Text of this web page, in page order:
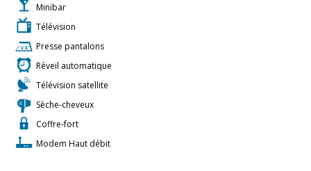
Minibar
Télévision
Presse pantalons
Réveil automatique
Télévision satellite
Sèche-cheveux
Coffre-fort
Modem Haut débit